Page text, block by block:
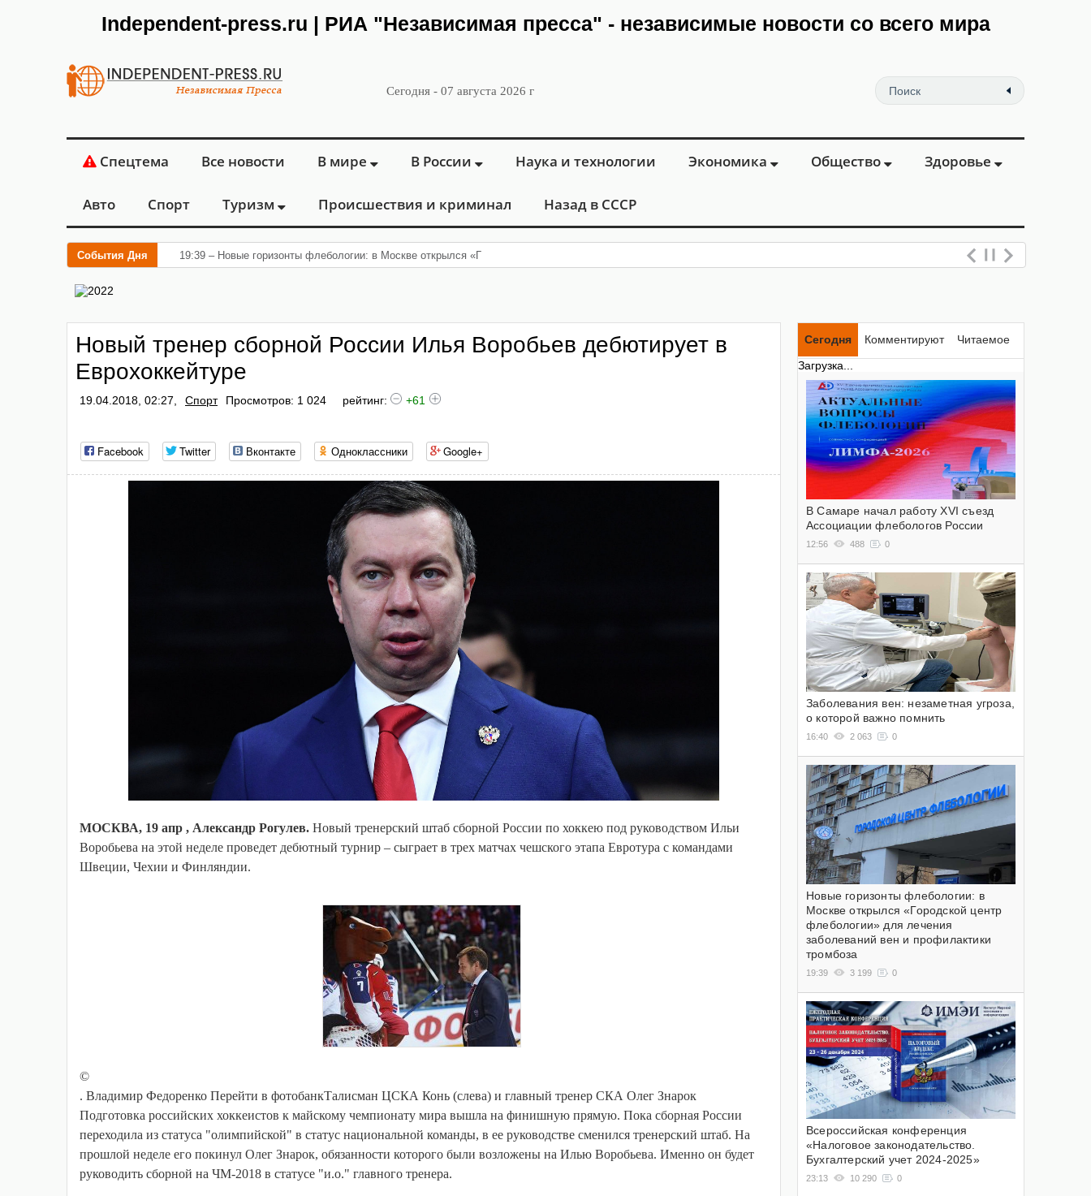
Independent-press.ru | РИА "Независимая пресса" - независимые новости со всего мира
Сегодня - 07 августа 2026 г
Спецтема Все новости В мире В России Наука и технологии Экономика Общество Здоровье
Авто Спорт Туризм Происшествия и криминал Назад в СССР
События Дня 19:39 – Новые горизонты флебологии: в Москве открылся «Городской центр флебологии» для лечения
Новый тренер сборной России Илья Воробьев дебютирует в
Еврохоккейтуре
19.04.2018, 02:27, Спорт Просмотров: 1 024 рейтинг: +61
Facebook Twitter Вконтакте Одноклассники Google+
МОСКВА, 19 апр , Александр Рогулев. Новый тренерский штаб сборной России по хоккею под руководством Ильи
Воробьева на этой неделе проведет дебютный турнир – сыграет в трех матчах чешского этапа Евротура с командами
Швеции, Чехии и Финляндии.
©
. Владимир Федоренко Перейти в фотобанкТалисман ЦСКА Конь (слева) и главный тренер СКА Олег Знарок
Подготовка российских хоккеистов к майскому чемпионату мира вышла на финишную прямую. Пока сборная России
переходила из статуса "олимпийской" в статус национальной команды, в ее руководстве сменился тренерский штаб. На
прошлой неделе его покинул Олег Знарок, обязанности которого были возложены на Илью Воробьева. Именно он будет
руководить сборной на ЧМ-2018 в статусе "и.о." главного тренера.
Сегодня Комментируют
Читаемое
Загрузка...
В Самаре начал работу XVI съезд
Ассоциации флебологов России
12:56 488 0
Заболевания вен: незаметная угроза,
о которой важно помнить
16:40 2 063 0
Новые горизонты флебологии: в
Москве открылся «Городской центр
флебологии» для лечения
заболеваний вен и профилактики
тромбоза
19:39 3 199 0
Всероссийская конференция
«Налоговое законодательство.
Бухгалтерский учет 2024-2025»
23:13 10 290 0